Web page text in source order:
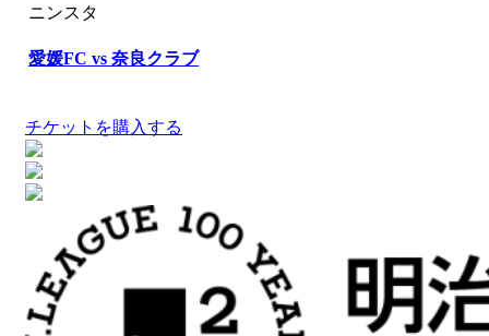
ニンスタ
愛媛FC vs 奈良クラブ
チケットを購入する